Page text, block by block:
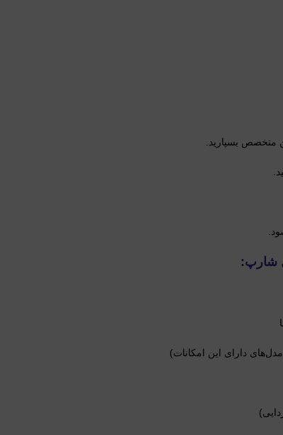
متخصص بسپارید.
شارپ:
دارای این امکانات)